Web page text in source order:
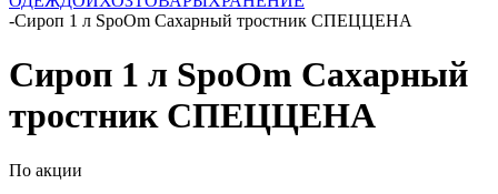
-Сироп 1 л SpoOm Сахарный тростник СПЕЦЦЕНА
Сироп 1 л SpoOm Сахарный
тростник СПЕЦЦЕНА
По акции